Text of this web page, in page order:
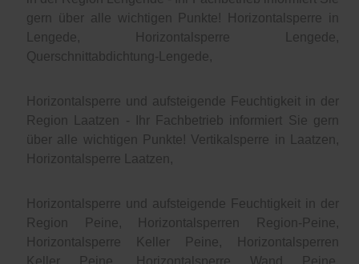
gern über alle wichtigen Punkte! Horizontalsperre in
Lengede, Horizontalsperre Lengede,
Querschnittabdichtung-Lengede,
Horizontalsperre und aufsteigende Feuchtigkeit in der
Region Laatzen - Ihr Fachbetrieb informiert Sie gern
über alle wichtigen Punkte! Vertikalsperre in Laatzen,
Horizontalsperre Laatzen,
Horizontalsperre und aufsteigende Feuchtigkeit in der
Region Peine, Horizontalsperren Region-Peine,
Horizontalsperre Keller Peine, Horizontalsperren
Keller Peine, Horizontalsperre Wand Peine,